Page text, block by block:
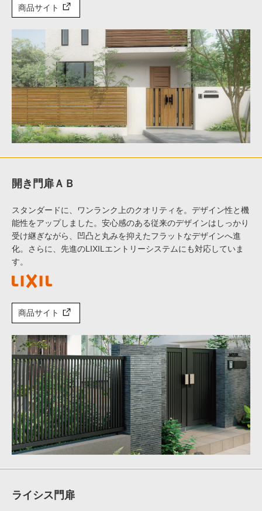
商品サイト
開き門扉ＡＢ
スタンダードに、ワンランク上のクオリティを。デザイン性と機
能性をアップしました。安心感のある従来のデザインはしっかり
受け継ぎながら、凹凸と丸みを抑えたフラットなデザインへ進
化。さらに、先進のLIXILエントリーシステムにも対応していま
す。
商品サイト
ライシス門扉